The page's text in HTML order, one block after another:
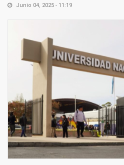
Junio 04, 2025 - 11:19